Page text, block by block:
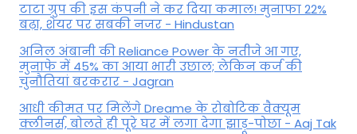
टाटा ग्रुप की इस कंपनी ने कर दिया कमाल! मुनाफा 22%
बढ़ा, शेयर पर सबकी नजर - Hindustan
अनिल अंबानी की Reliance Power के नतीजे आ गए,
मुनाफे में 45% का आया भारी उछाल; लेकिन कर्ज की
चुनौतियां बरकरार - Jagran
आधी कीमत पर मिलेंगे Dreame के रोबोटिक वैक्यूम
क्लीनर्स, बोलते ही पूरे घर में लगा देगा झाड़ू-पोछा - Aaj Tak